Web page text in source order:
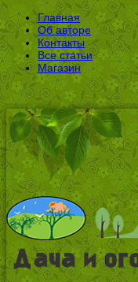
Главная
Об авторе
Контакты
Все статьи
Магазин